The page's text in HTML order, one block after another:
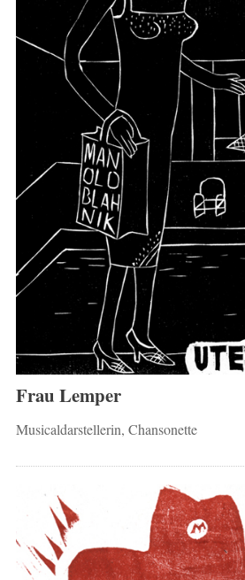
Frau Lemper
Musicaldarstellerin, Chansonette